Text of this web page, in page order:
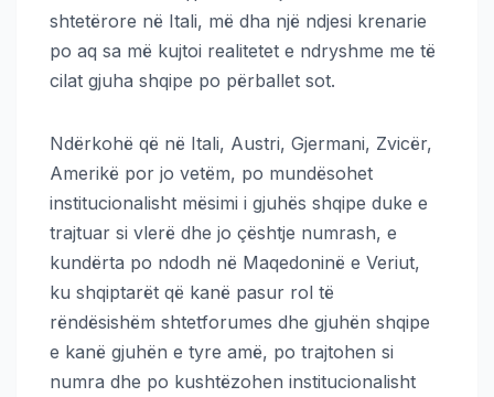
shtetërore në Itali, më dha një ndjesi krenarie
po aq sa më kujtoi realitetet e ndryshme me të
cilat gjuha shqipe po përballet sot.
Ndërkohë që në Itali, Austri, Gjermani, Zvicër,
Amerikë por jo vetëm, po mundësohet
institucionalisht mësimi i gjuhës shqipe duke e
trajtuar si vlerë dhe jo çështje numrash, e
kundërta po ndodh në Maqedoninë e Veriut,
ku shqiptarët që kanë pasur rol të
rëndësishëm shtetforumes dhe gjuhën shqipe
e kanë gjuhën e tyre amë, po trajtohen si
numra dhe po kushtëzohen institucionalisht